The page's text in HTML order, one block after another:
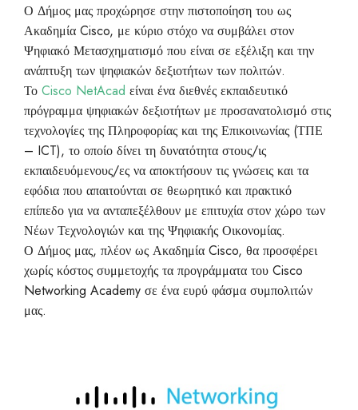
Ο Δήμος μας προχώρησε στην πιστοποίηση του ως
Ακαδημία Cisco, με κύριο στόχο να συμβάλει στον
Ψηφιακό Μετασχηματισμό που είναι σε εξέλιξη και την
ανάπτυξη των ψηφιακών δεξιοτήτων των πολιτών.
Το Cisco NetAcad είναι ένα διεθνές εκπαιδευτικό
πρόγραμμα ψηφιακών δεξιοτήτων με προσανατολισμό στις
τεχνολογίες της Πληροφορίας και της Επικοινωνίας (ΤΠΕ
– ICT), το οποίο δίνει τη δυνατότητα στους/ις
εκπαιδευόμενους/ες να αποκτήσουν τις γνώσεις και τα
εφόδια που απαιτούνται σε θεωρητικό και πρακτικό
επίπεδο για να ανταπεξέλθουν με επιτυχία στον χώρο των
Νέων Τεχνολογιών και της Ψηφιακής Οικονομίας.
Ο Δήμος μας, πλέον ως Ακαδημία Cisco, θα προσφέρει
χωρίς κόστος συμμετοχής τα προγράμματα του Cisco
Networking Academy σε ένα ευρύ φάσμα συμπολιτών
μας.